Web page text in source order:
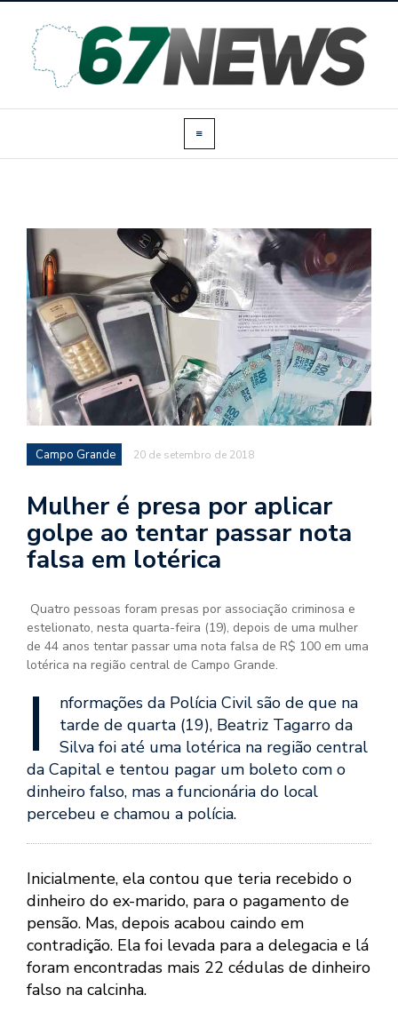
Campo Grande 20 de setembro de 2018
Mulher é presa por aplicar
golpe ao tentar passar nota
falsa em lotérica
Quatro pessoas foram presas por associação criminosa e
estelionato, nesta quarta-feira (19), depois de uma mulher
de 44 anos tentar passar uma nota falsa de R$ 100 em uma
lotérica na região central de Campo Grande.
I
nformações da Polícia Civil são de que na
tarde de quarta (19), Beatriz Tagarro da
Silva foi até uma lotérica na região central
da Capital e tentou pagar um boleto com o
dinheiro falso, mas a funcionária do local
percebeu e chamou a polícia.
Inicialmente, ela contou que teria recebido o
dinheiro do ex-marido, para o pagamento de
pensão. Mas, depois acabou caindo em
contradição. Ela foi levada para a delegacia e lá
foram encontradas mais 22 cédulas de dinheiro
falso na calcinha.